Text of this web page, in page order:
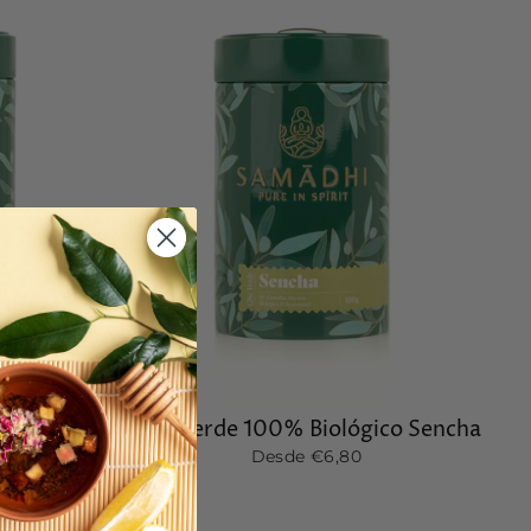
Chá Verde 100% Biológico Sencha
Desde €6,80